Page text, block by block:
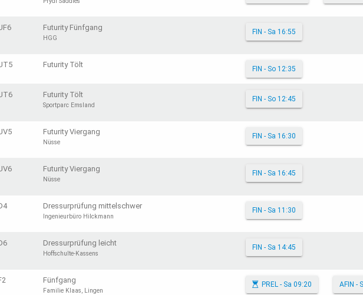
Futurity Fünfgang
HGG
FIN - Sa 16:55
Futurity Tölt FIN - So 12:35
Futurity Tölt
Sportparc Emsland
FIN - So 12:45
Futurity Viergang
Nüsse
FIN - Sa 16:30
Futurity Viergang
Nüsse
FIN - Sa 16:45
Dressurprüfung mittelschwer
Ingenieurbüro Hilckmann
FIN - Sa 11:30
Dressurprüfung leicht
Hoffschulte-Kassens
FIN - Sa 14:45
Fünfgang
Familie Klaas, Lingen
PREL - Sa 09:20 AFIN -